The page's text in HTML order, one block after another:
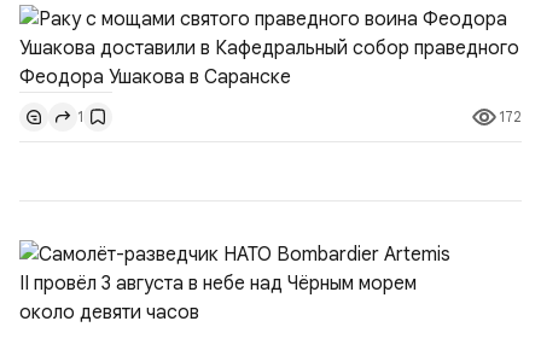
участвовавшие в канонизации святого праведного
воина Феодора Ушакова 25 лет назад:Адмирал
Владимир Прокофьевич Валуев, командующий
Балтийским флотом ВМФ России (2001–2006
гг.);Адмирал Владимир Петрович Комоедов,
командующий Черноморским флотом ВМФ России
1 172